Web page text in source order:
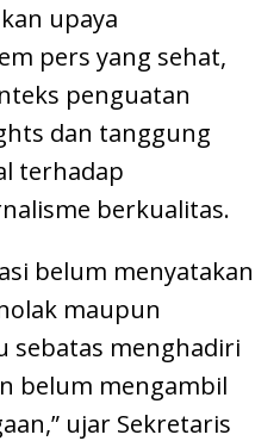
upaya
pers yang sehat,
penguatan
dan tanggung
terhadap
berkualitas.
belum menyatakan
maupun
sebatas menghadiri
belum mengambil
ujar Sekretaris